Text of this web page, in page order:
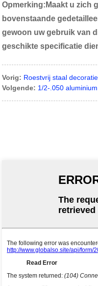
Opmerking: Maakt u zich
bovenstaande
gewoon uw gebruik van
geschikte specificatie
Vorig: Roestvrij staal
Volgende: 1/2-.050